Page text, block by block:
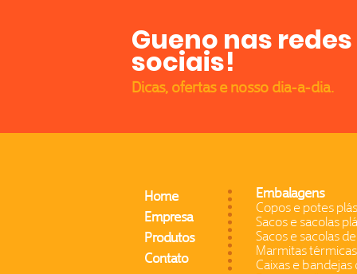
Gueno nas redes
sociais!
Dicas, ofertas e nosso dia-a-dia.
Home
Empresa
Produtos
Contato
Embalagens
Copos e potes
Sacos e sacolas
Sacos e sacolas
Marmitas térmicas
Caixas e